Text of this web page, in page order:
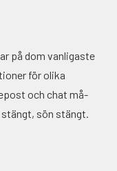
på dom vanligaste
för olika
och chat må-
sön stängt.